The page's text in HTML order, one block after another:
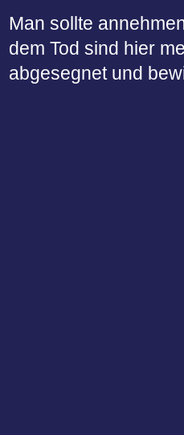
Man sollte
dem Tod sind hier
abgesegnet und